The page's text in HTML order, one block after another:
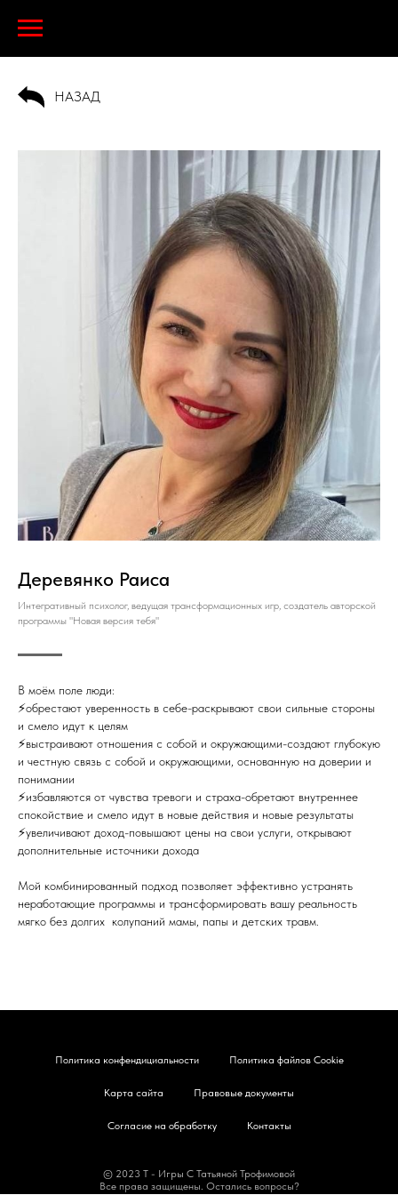
НАЗАД
Деревянко Раиса
Интегративный психолог, ведущая трансформационных игр, создатель авторской
программы "Новая версия тебя"
В моём поле люди:
⚡️обрестают уверенность в себе-раскрывают свои сильные стороны
и смело идут к целям
⚡️выстраивают отношения с собой и окружающими-создают глубокую
и честную связь с собой и окружающими, основанную на доверии и
понимании
⚡️избавляются от чувства тревоги и страха-обретают внутреннее
спокойствие и смело идут в новые действия и новые результаты
⚡️увеличивают доход-повышают цены на свои услуги, открывают
дополнительные источники дохода
Мой комбинированный подход позволяет эффективно устранять
неработающие программы и трансформировать вашу реальность
мягко без долгих колупаний мамы, папы и детских травм.
Политика конфендициальности Политика файлов Cookie
Карта сайта Правовые документы
Согласие на обработку Контакты
© 2023 Т - Игры С Татьяной Трофимовой
Все права защищены. Остались вопросы?